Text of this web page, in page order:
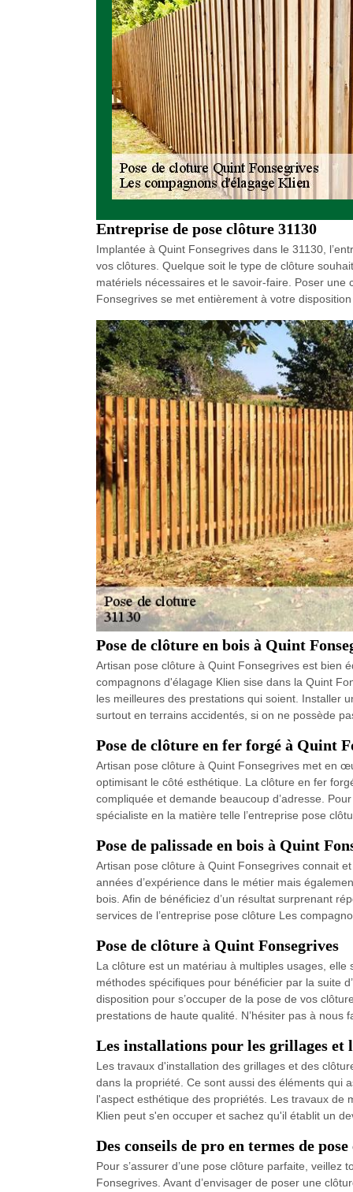
Entreprise de pose clôture 31130
Implantée à Quint Fonsegrives dans le 31130,
vos clôtures. Quelque soit le type de clôture
matériels nécessaires et le savoir-faire. Poser une
Fonsegrives se met entièrement à votre
Pose de clôture en bois à Quint
Artisan pose clôture à Quint Fonsegrives est bien
compagnons d'élagage Klien sise dans la Quint
les meilleures des prestations qui soient. Installer
surtout en terrains accidentés, si on ne possède
Pose de clôture en fer forgé à Quint
Artisan pose clôture à Quint Fonsegrives met en
optimisant le côté esthétique. La clôture en fer
compliquée et demande beaucoup d’adresse.
spécialiste en la matière telle l’entreprise pose
Pose de palissade en bois à Quint
Artisan pose clôture à Quint Fonsegrives connait
années d’expérience dans le métier mais
bois. Afin de bénéficiez d’un résultat surprenant
services de l’entreprise pose clôture Les
Pose de clôture à Quint Fonsegrives
La clôture est un matériau à multiples usages,
méthodes spécifiques pour bénéficier par la suite
disposition pour s’occuper de la pose de vos
prestations de haute qualité. N’hésiter pas à
Les installations pour les grillages et
Les travaux d'installation des grillages et des
dans la propriété. Ce sont aussi des éléments qui
l'aspect esthétique des propriétés. Les travaux de
Klien peut s'en occuper et sachez qu'il établit un
Des conseils de pro en termes de
Pour s’assurer d’une pose clôture parfaite,
Fonsegrives. Avant d’envisager de poser une